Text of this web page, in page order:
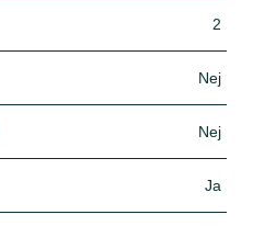
2
Nej
Nej
Ja